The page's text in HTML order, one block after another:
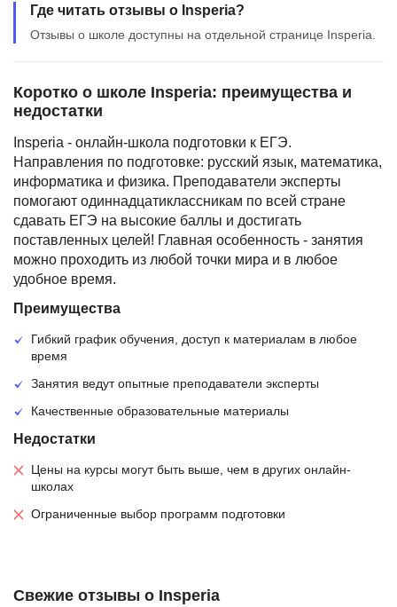
Где читать отзывы о Insperia?
Отзывы о школе доступны на отдельной странице Insperia.
Коротко о школе Insperia: преимущества и
недостатки
Insperia - онлайн-школа подготовки к ЕГЭ.
Направления по подготовке: русский язык, математика,
информатика и физика. Преподаватели эксперты
помогают одиннадцатиклассникам по всей стране
сдавать ЕГЭ на высокие баллы и достигать
поставленных целей! Главная особенность - занятия
можно проходить из любой точки мира и в любое
удобное время.
Преимущества
Гибкий график обучения, доступ к материалам в любое
время
Занятия ведут опытные преподаватели эксперты
Качественные образовательные материалы
Недостатки
Цены на курсы могут быть выше, чем в других онлайн-
школах
Ограниченные выбор программ подготовки
Свежие отзывы о Insperia